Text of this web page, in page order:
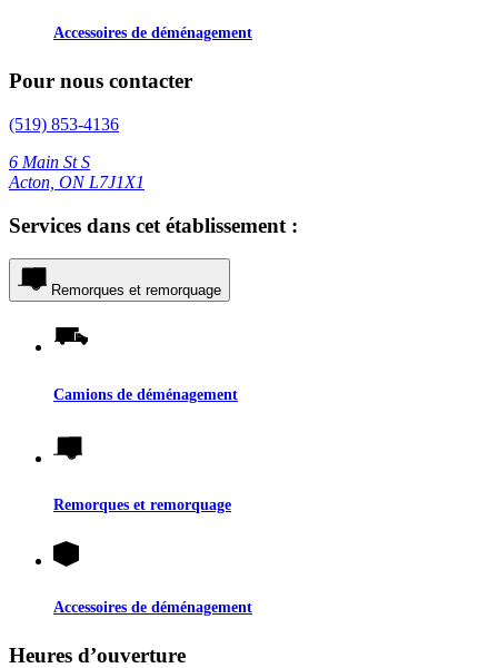
Accessoires de déménagement
Pour nous contacter
(519) 853-4136
6 Main St S
Acton, ON L7J1X1
Services dans cet établissement :
Remorques et remorquage
Camions de déménagement
Remorques et remorquage
Accessoires de déménagement
Heures d’ouverture